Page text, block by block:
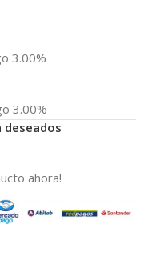
3.00%
3.00%
ahora!